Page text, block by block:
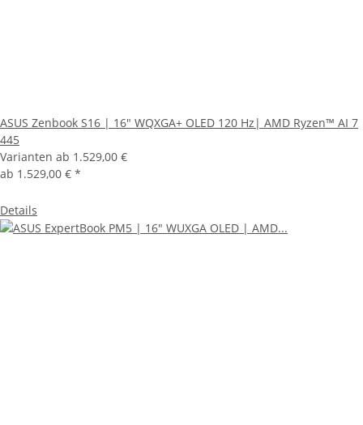
ASUS Zenbook S16 | 16" WQXGA+ OLED 120 Hz| AMD Ryzen™ AI 7
445
Varianten ab 1.529,00 €
ab 1.529,00 € *
Details